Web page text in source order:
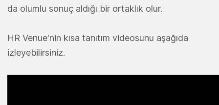
da olumlu sonuç aldığı bir ortaklık olur.
HR Venue'nin kısa tanıtım videosunu aşağıda
izleyebilirsiniz.